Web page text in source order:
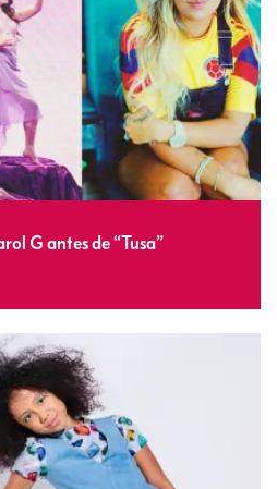
G antes de “Tusa”